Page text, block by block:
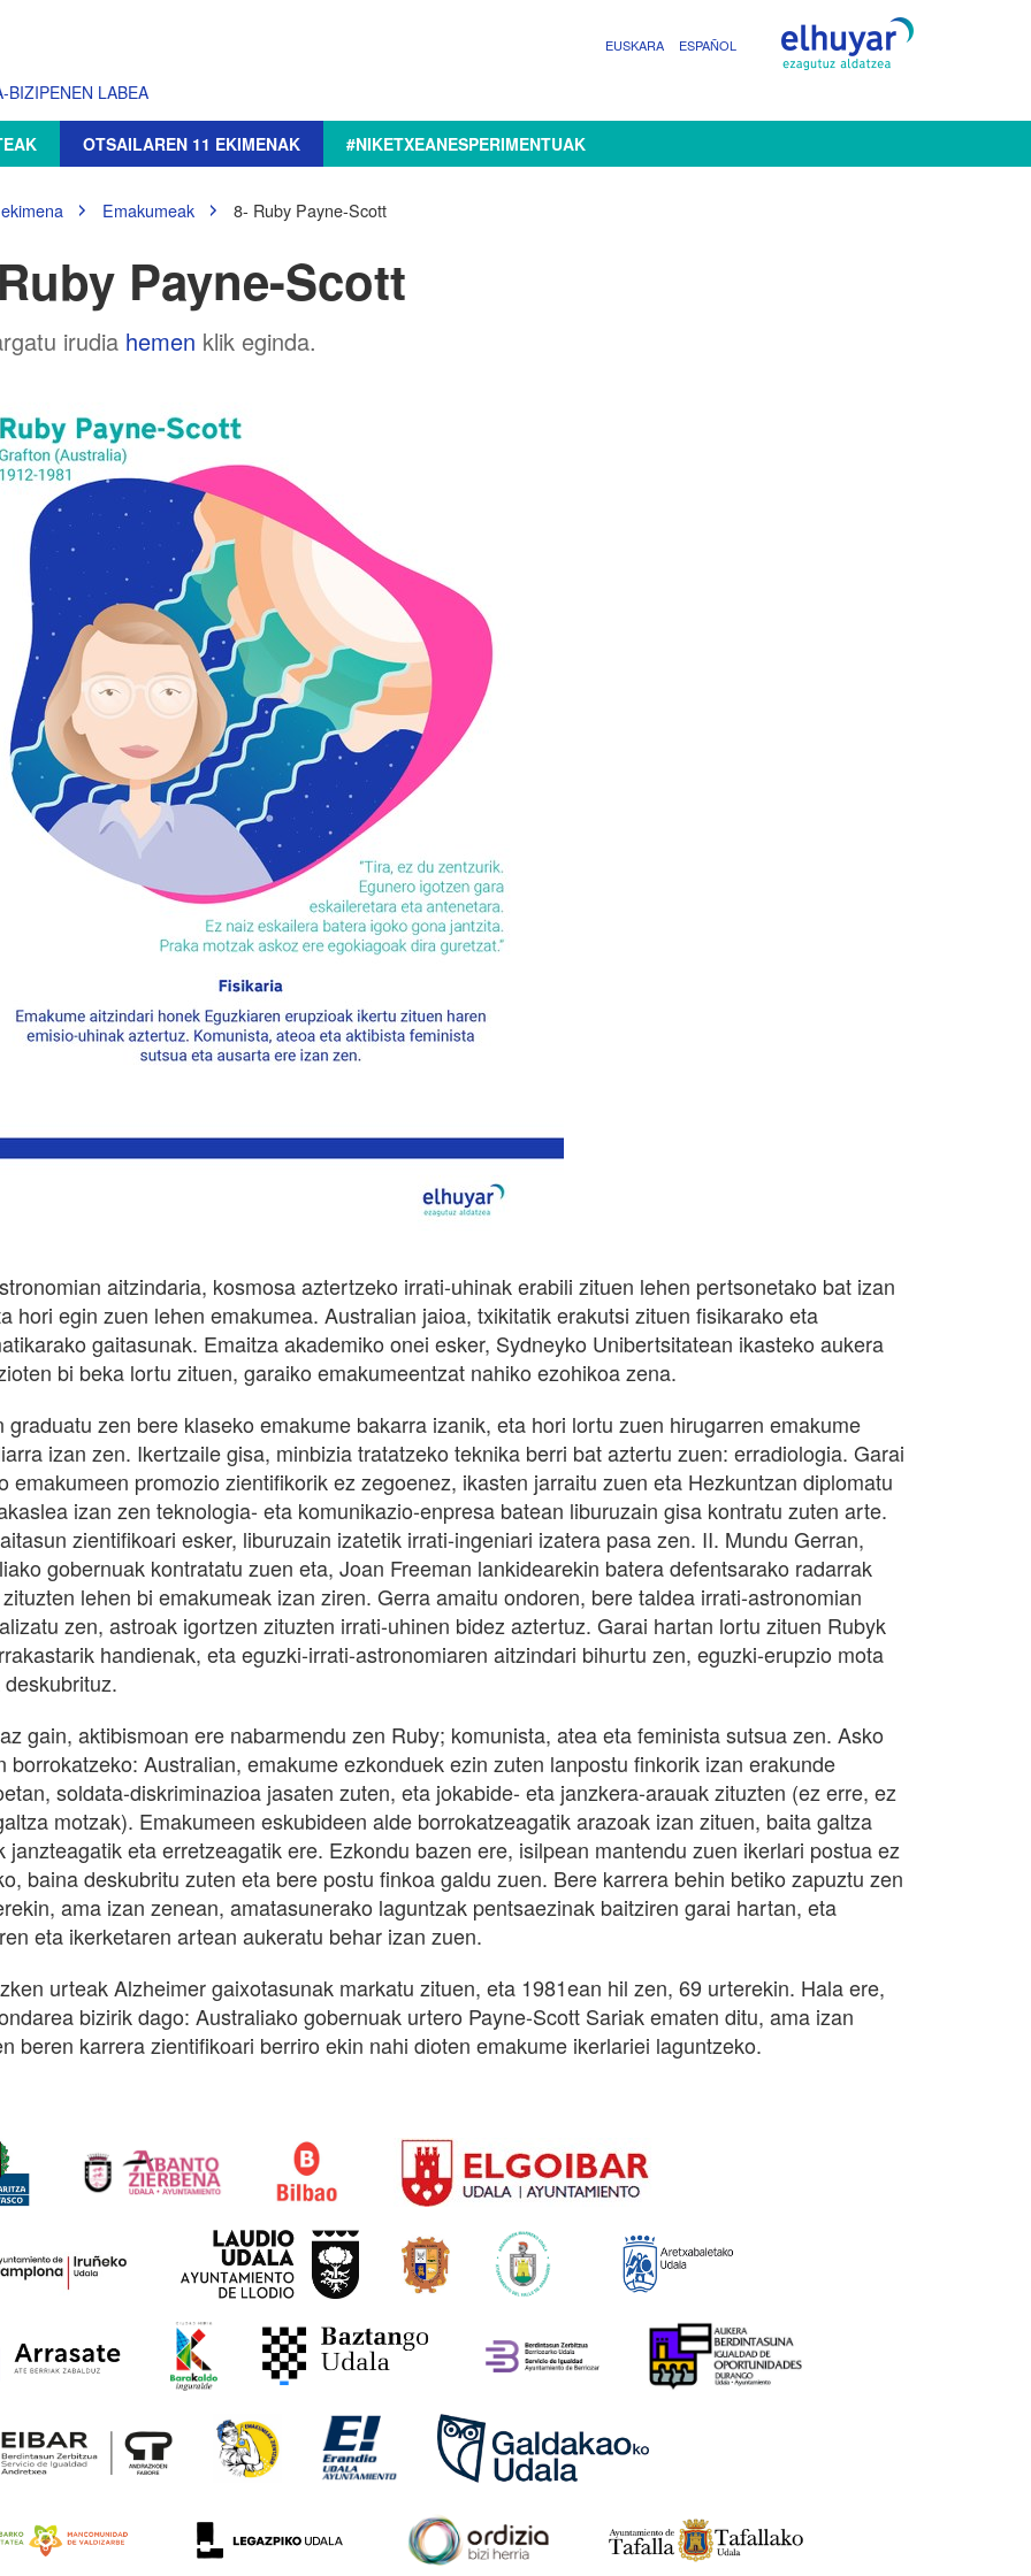
EUSKARA ESPAÑOL
BIZIPENEN LABEA
OTSAILAREN 11 EKIMENAK #NIKETXEANESPERIMENTUAK
Emakumeak 8- Ruby Payne-Scott
Payne-Scott
irudia hemen klik eginda.
aitzindaria, kosmosa aztertzeko irrati-uhinak erabili zituen lehen pertsonetako bat izan
hori egin zuen lehen emakumea. Australian jaioa, txikitatik erakutsi zituen fisikarako eta
gaitasunak. Emaitza akademiko onei esker, Sydneyko Unibertsitatean ikasteko aukera
bi beka lortu zituen, garaiko emakumeentzat nahiko ezohikoa zena.
graduatu zen bere klaseko emakume bakarra izanik, eta hori lortu zuen hirugarren emakume
izan zen. Ikertzaile gisa, minbizia tratatzeko teknika berri bat aztertu zuen: erradiologia. Garai
emakumeen promozio zientifikorik ez zegoenez, ikasten jarraitu zuen eta Hezkuntzan diplomatu
izan zen teknologia- eta komunikazio-enpresa batean liburuzain gisa kontratu zuten arte.
zientifikoari esker, liburuzain izatetik irrati-ingeniari izatera pasa zen. II. Mundu Gerran,
gobernuak kontratatu zuen eta, Joan Freeman lankidearekin batera defentsarako radarrak
lehen bi emakumeak izan ziren. Gerra amaitu ondoren, bere taldea irrati-astronomian
zen, astroak igortzen zituzten irrati-uhinen bidez aztertuz. Garai hartan lortu zituen Rubyk
handienak, eta eguzki-irrati-astronomiaren aitzindari bihurtu zen, eguzki-erupzio mota
gain, aktibismoan ere nabarmendu zen Ruby; komunista, atea eta feminista sutsua zen. Asko
borrokatzeko: Australian, emakume ezkonduek ezin zuten lanpostu finkorik izan erakunde
soldata-diskriminazioa jasaten zuten, eta jokabide- eta janzkera-arauak zituzten (ez erre, ez
motzak). Emakumeen eskubideen alde borrokatzeagatik arazoak izan zituen, baita galtza
janzteagatik eta erretzeagatik ere. Ezkondu bazen ere, isilpean mantendu zuen ikerlari postua ez
baina deskubritu zuten eta bere postu finkoa galdu zuen. Bere karrera behin betiko zapuztu zen
ama izan zenean, amatasunerako laguntzak pentsaezinak baitziren garai hartan, eta
eta ikerketaren artean aukeratu behar izan zuen.
urteak Alzheimer gaixotasunak markatu zituen, eta 1981ean hil zen, 69 urterekin. Hala ere,
bizirik dago: Australiako gobernuak urtero Payne-Scott Sariak ematen ditu, ama izan
beren karrera zientifikoari berriro ekin nahi dioten emakume ikerlariei laguntzeko.